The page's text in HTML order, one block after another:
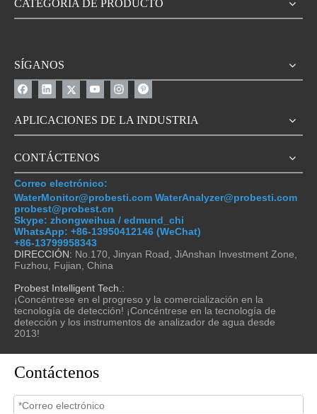
CATEGORIA DE PRODUCTO
SÍGANOS
APLICACIONES DE LA INDUSTRIA
CONTÁCTENOS
Correo electrónico:
WaterMonitor@probesti.com WaterAnalyzer@probesti.com
probest@probest.cn
Skype: zhongweihua / edmund_chi
WhatsApp: +86-13950412146 (WeChat)
+86-13799958343
DIRECCIÓN: No.170, Jinyan Road, JiAnshan Investment Zone,
Fuzhou, Fujian, China
Probest Intelligent Tech.:
¡Concéntrese en el progreso y la comercialización en la
tecnología de detección! ¡Concéntrese en la tecnología de
detección y los instrumentos de analizador de agua desde
2013!
Contáctenos